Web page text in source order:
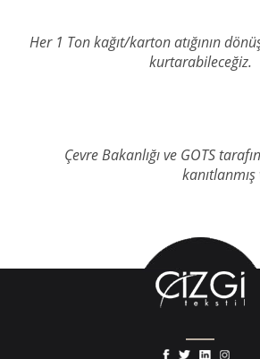
Her 1 Ton kağıt/karton atığının
kurtarabileceğiz.
Çevre Bakanlığı ve GOTS